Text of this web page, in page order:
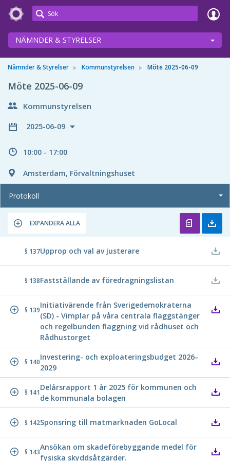
Meetings+
NÄMNDER & STYRELSER
Nämnder & Styrelser Kommunstyrelsen Möte 2025-06-09
Möte 2025-06-09
Kommunstyrelsen
2025-06-09
10:00 - 17:00
Amsterdam, Förvaltningshuset
Protokoll
EXPANDERA ALLA
§ 137Upprop och val av justerare
§ 138Fastställande av föredragningslistan
§ 139
Initiativärende från Sverigedemokraterna
(SD) - Vimplar på våra centrala flaggstänger
och regelbunden flaggning vid rådhuset och
Rådhustorget
§ 140
Investering- och exploateringsbudget 2026–
2029
§ 141
Delårsrapport 1 år 2025 för kommunen och
de kommunala bolagen
§ 142Sponsring till matmarknaden GoLocal
§ 143
Ansökan om skadeförebyggande medel för
fysiska skyddsåtgärder.